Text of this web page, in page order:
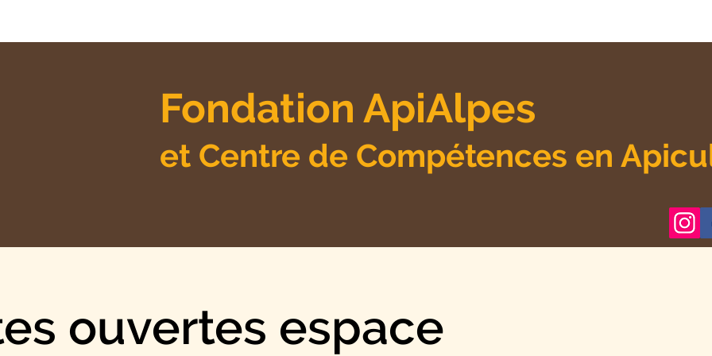
Fondation ApiAlpes
et Centre de Compétences en
ouvertes espace